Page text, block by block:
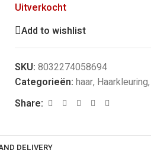
Uitverkocht
Add to wishlist
SKU: 8032274058694
Categorieën: haar, Haarkleuring,
Share:
DELIVERY